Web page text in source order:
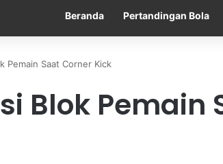
Beranda Pertandingan Bola
Pemain Saat Corner Kick
Blok Pemain